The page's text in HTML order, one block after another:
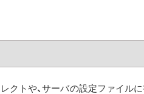
クトや、サーバの設定ファイル